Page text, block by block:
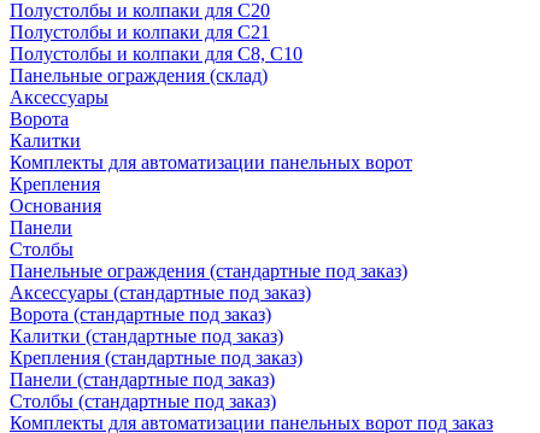
Полустолбы и колпаки для С20
Полустолбы и колпаки для С21
Полустолбы и колпаки для С8, С10
Панельные ограждения (склад)
Аксессуары
Ворота
Калитки
Комплекты для автоматизации панельных ворот
Крепления
Основания
Панели
Столбы
Панельные ограждения (стандартные под заказ)
Аксессуары (стандартные под заказ)
Ворота (стандартные под заказ)
Калитки (стандартные под заказ)
Крепления (стандартные под заказ)
Панели (стандартные под заказ)
Столбы (стандартные под заказ)
Комплекты для автоматизации панельных ворот под заказ